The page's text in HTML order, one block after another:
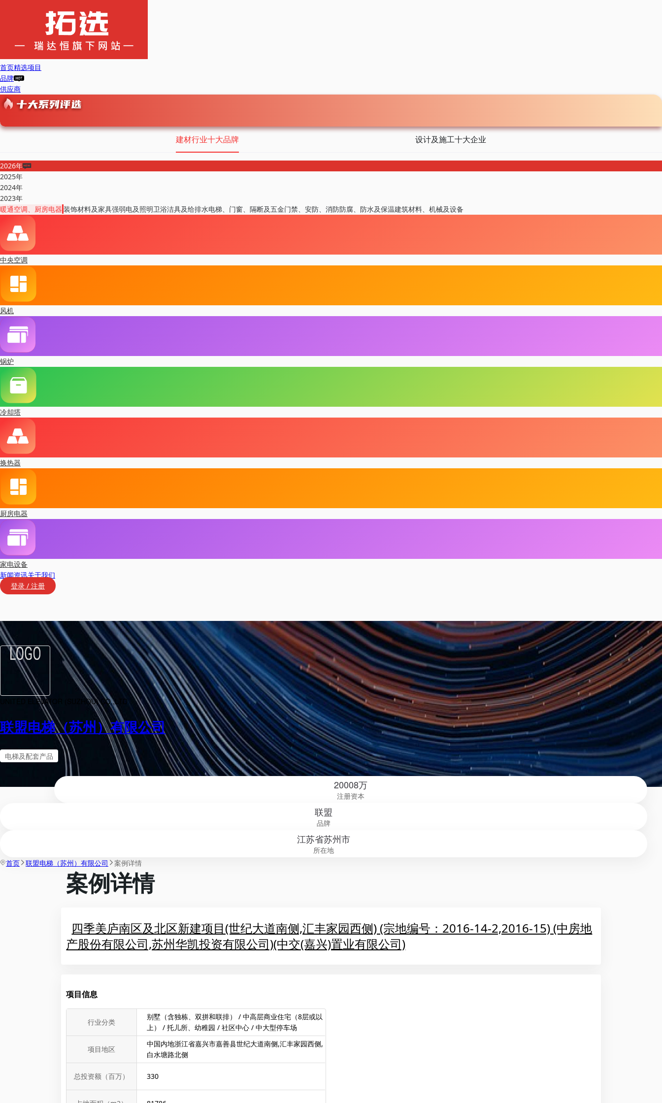
首页精选项目
品牌
供应商
建材行业十大品牌 设计及施工十大企业
2026年
2025年
2024年
2023年
暖通空调、厨房电器 装饰材料及家具强弱电及照明卫浴洁具及给排水电梯、门窗、隔断及五金门禁、安防、消防防腐、防水及保温建筑材料、机械及设备
中央空调
风机
锅炉
冷却塔
换热器
厨房电器
家电设备
新闻资讯关于我们
登录 / 注册
UNITED ELEVATOR (SUZHOU) CO.,LTD
联盟电梯（苏州）有限公司
电梯及配套产品
20008万
注册资本
联盟
品牌
江苏省苏州市
所在地
首页 联盟电梯（苏州）有限公司 案例详情
案例详情
四季美庐南区及北区新建项目(世纪大道南侧,汇丰家园西侧) (宗地编号：2016-14-2,2016-15) (中房地
产股份有限公司,苏州华凯投资有限公司)(中交(嘉兴)置业有限公司)
项目信息
行业分类
别墅（含独栋、双拼和联排） / 中高层商业住宅（8层或以
上） / 托儿所、幼稚园 / 社区中心 / 中大型停车场
项目地区
中国内地浙江省嘉兴市嘉善县世纪大道南侧,汇丰家园西侧,
白水塘路北侧
总投资额（百万） 330